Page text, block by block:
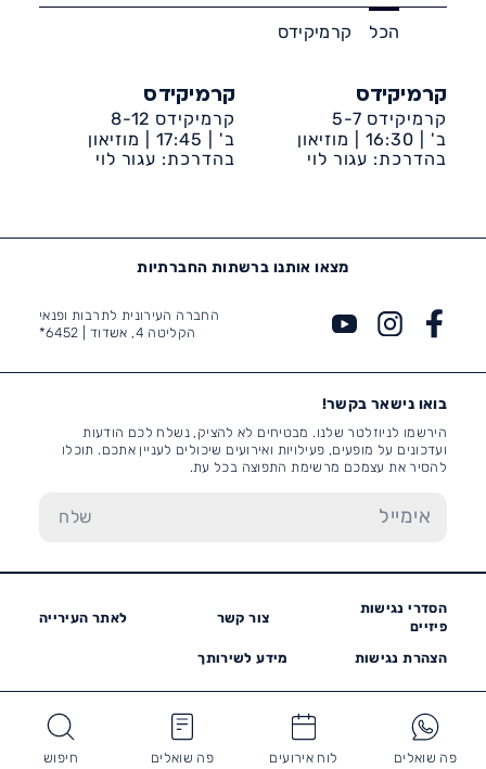
הכל קרמיקידס
קרמיקידס
קרמיקידס 5-7
ב' | 16:30 |
מוזיאון
אשדוד לאמנות
בהדרכת: עגור לוי
קרמיקידס
קרמיקידס 8-12
ב' |
17:45 |
מוזיאון
אשדוד לאמנות
בהדרכת: עגור לוי
מצאו אותנו ברשתות החברתיות
החברה העירונית לתרבות ופנאי
הקליטה 4, אשדוד |
6452*
בואו נישאר בקשר!
הירשמו לניוזלטר שלנו. מבטיחים לא להציק, נשלח לכם הודעות
ועדכונים על מופעים, פעילויות ואירועים שיכולים לעניין אתכם. תוכלו
להסיר את עצמכם מרשימת התפוצה בכל עת.
הסדרי נגישות
פיזיים
צור קשר לאתר העירייה
הצהרת נגישות מידע לשירותך
פה שואלים לוח אירועים פה שואלים חיפוש